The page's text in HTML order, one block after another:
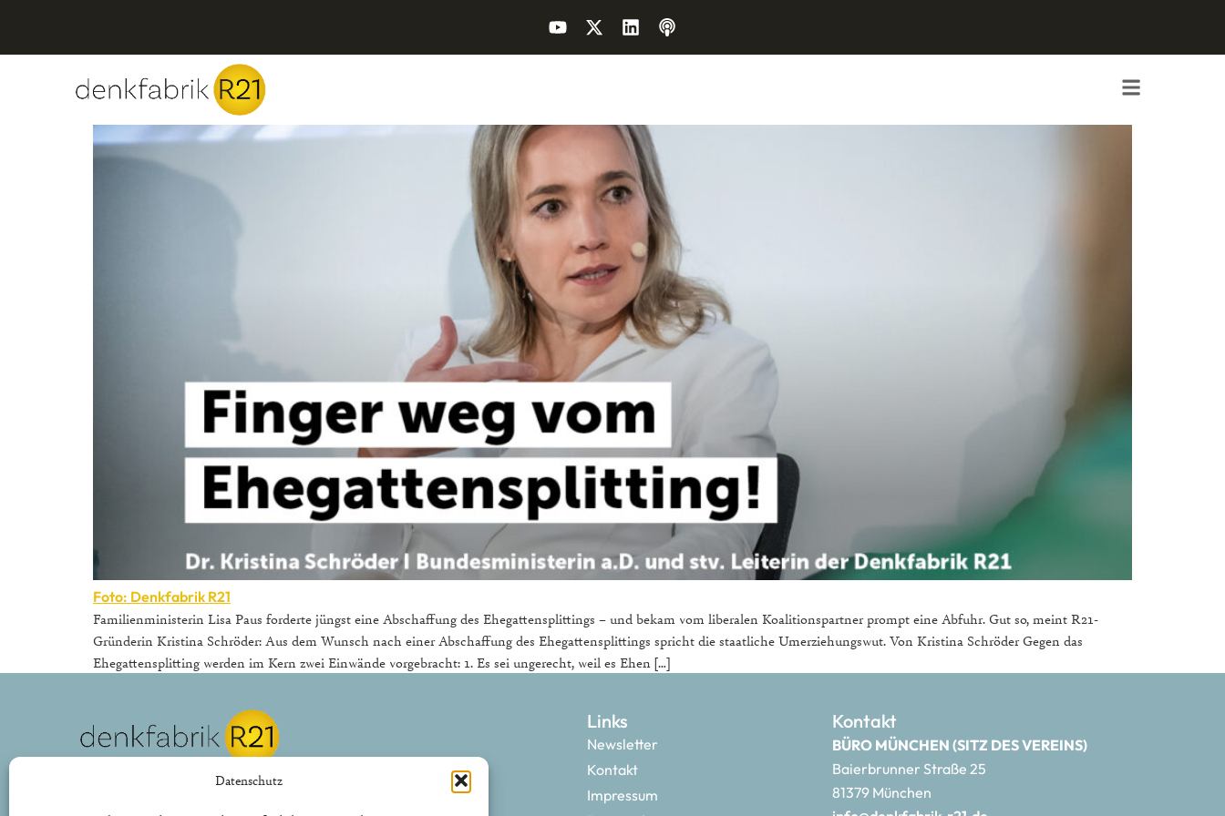
Datenschutz
Foto: Denkfabrik R21
Familienministerin Lisa Paus forderte jüngst eine Abschaffung des Ehegattensplittings – und bekam vom liberalen Koalitionspartner prompt eine Abfuhr. Gut so, meint R21-
Gründerin Kristina Schröder: Aus dem Wunsch nach einer Abschaffung des Ehegattensplittings spricht die staatliche Umerziehungswut. Von Kristina Schröder Gegen das
Ehegattensplitting werden im Kern zwei Einwände vorgebracht: 1. Es sei ungerecht, weil es Ehen […]
Links
Newsletter
Kontakt
Impressum
Kontakt
BÜRO MÜNCHEN (SITZ DES VEREINS)
Baierbrunner Straße 25
81379 München